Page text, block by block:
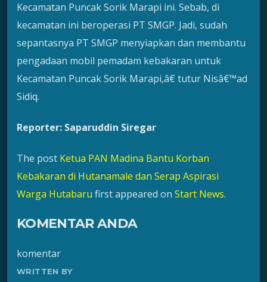
Kecamatan Puncak Sorik Marapi ini. Sebab, di
kecamatan ini beroperasi PT SMGP. Jadi, sudah
sepantasnya PT SMGP menyiapkan dan membantu
pengadaan mobil pemadam kebakaran untuk
Kecamatan Puncak Sorik Marapi,â€ tutur Nisâ€™ad
Sidiq.
Reporter: Saparuddin Siregar
The post Ketua PAN Madina Bantu Korban
Kebakaran di Hutanamale dan Serap Aspirasi
Warga Hutabaru first appeared on Start News.
KOMENTAR ANDA
komentar
WRITTEN BY